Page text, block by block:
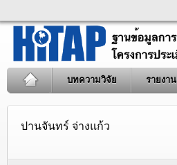
บทความวิจัย รายงาน
ปานจันทร์ จ่างแก้ว